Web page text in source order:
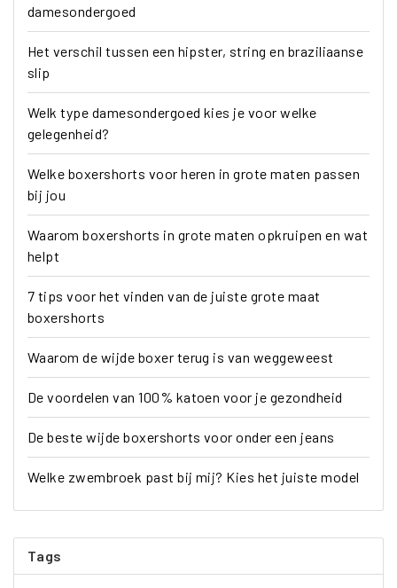
damesondergoed
Het verschil tussen een hipster, string en braziliaanse
slip
Welk type damesondergoed kies je voor welke
gelegenheid?
Welke boxershorts voor heren in grote maten passen
bij jou
Waarom boxershorts in grote maten opkruipen en wat
helpt
7 tips voor het vinden van de juiste grote maat
boxershorts
Waarom de wijde boxer terug is van weggeweest
De voordelen van 100% katoen voor je gezondheid
De beste wijde boxershorts voor onder een jeans
Welke zwembroek past bij mij? Kies het juiste model
Tags